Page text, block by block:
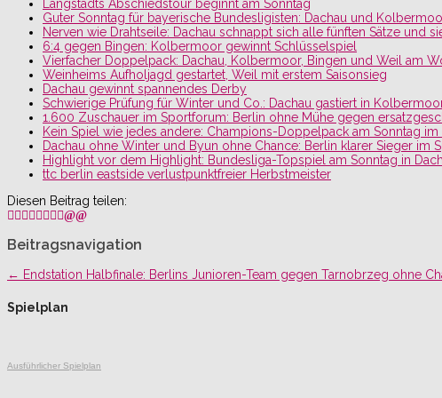
Langstadts Abschiedstour beginnt am Sonntag
Guter Sonntag für bayerische Bundesligisten: Dachau und
Nerven wie Drahtseile: Dachau schnappt sich alle fünften Sätze und
6:4 gegen Bingen: Kolbermoor gewinnt Schlüsselspiel
Vierfacher Doppelpack: Dachau, Kolbermoor, Bingen und Weil am
Weinheims Aufholjagd gestartet, Weil mit erstem Saisonsieg
Dachau gewinnt spannendes Derby
Schwierige Prüfung für Winter und Co.: Dachau gastiert in
1.600 Zuschauer im Sportforum: Berlin ohne Mühe gegen
Kein Spiel wie jedes andere: Champions-Doppelpack am Sonntag
Dachau ohne Winter und Byun ohne Chance: Berlin klarer Sieger im
Highlight vor dem Highlight: Bundesliga-Topspiel am Sonntag in
ttc berlin eastside verlustpunktfreier Herbstmeister
Diesen Beitrag teilen:
Beitragsnavigation
← Endstation Halbfinale: Berlins Junioren-Team gegen Tarnobrzeg ohne
Spielplan
Ausführlicher Spielplan